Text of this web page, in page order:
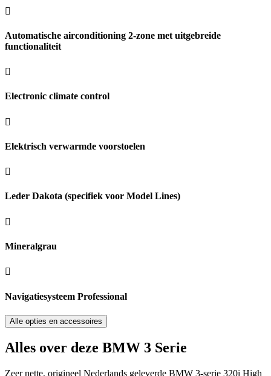
Automatische airconditioning 2-zone met uitgebreide
functionaliteit
Electronic climate control
Elektrisch verwarmde voorstoelen
Leder Dakota (specifiek voor Model Lines)
Mineralgrau
Navigatiesysteem Professional
Alle opties en accessoires
Alles over deze BMW 3 Serie
Zeer nette, origineel Nederlands geleverde BMW 3-serie 320i High